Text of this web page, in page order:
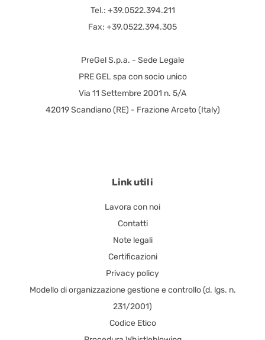
Tel.: +39.0522.394.211
Fax: +39.0522.394.305
PreGel S.p.a. - Sede Legale
PRE GEL spa con socio unico
Via 11 Settembre 2001 n. 5/A
42019 Scandiano (RE) - Frazione Arceto (Italy)
Link utili
Lavora con noi
Contatti
Note legali
Certificazioni
Privacy policy
Modello di organizzazione gestione e controllo (d. lgs. n.
231/2001)
Codice Etico